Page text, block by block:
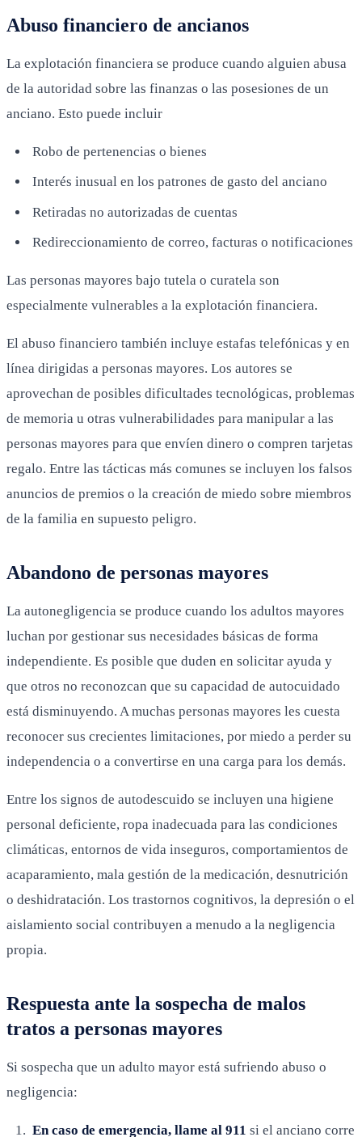
Abuso financiero de ancianos
La explotación financiera se produce cuando alguien abusa
de la autoridad sobre las finanzas o las posesiones de un
anciano. Esto puede incluir
Robo de pertenencias o bienes
Interés inusual en los patrones de gasto del anciano
Retiradas no autorizadas de cuentas
Redireccionamiento de correo, facturas o notificaciones
Las personas mayores bajo tutela o curatela son
especialmente vulnerables a la explotación financiera.
El abuso financiero también incluye estafas telefónicas y en
línea dirigidas a personas mayores. Los autores se
aprovechan de posibles dificultades tecnológicas, problemas
de memoria u otras vulnerabilidades para manipular a las
personas mayores para que envíen dinero o compren tarjetas
regalo. Entre las tácticas más comunes se incluyen los falsos
anuncios de premios o la creación de miedo sobre miembros
de la familia en supuesto peligro.
Abandono de personas mayores
La autonegligencia se produce cuando los adultos mayores
luchan por gestionar sus necesidades básicas de forma
independiente. Es posible que duden en solicitar ayuda y
que otros no reconozcan que su capacidad de autocuidado
está disminuyendo. A muchas personas mayores les cuesta
reconocer sus crecientes limitaciones, por miedo a perder su
independencia o a convertirse en una carga para los demás.
Entre los signos de autodescuido se incluyen una higiene
personal deficiente, ropa inadecuada para las condiciones
climáticas, entornos de vida inseguros, comportamientos de
acaparamiento, mala gestión de la medicación, desnutrición
o deshidratación. Los trastornos cognitivos, la depresión o el
aislamiento social contribuyen a menudo a la negligencia
propia.
Respuesta ante la sospecha de malos
tratos a personas mayores
Si sospecha que un adulto mayor está sufriendo abuso o
negligencia:
En caso de emergencia, llame al 911 si el anciano corre